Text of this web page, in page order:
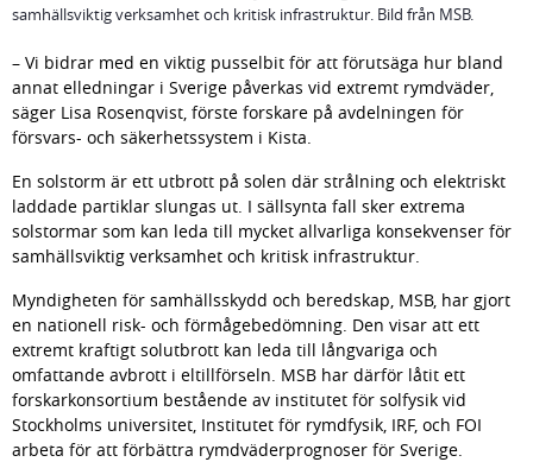
samhällsviktig verksamhet och kritisk infrastruktur. Bild från MSB.
– Vi bidrar med en viktig pusselbit för att förutsäga hur bland
annat elledningar i Sverige påverkas vid extremt rymdväder,
säger Lisa Rosenqvist, förste forskare på avdelningen för
försvars- och säkerhetssystem i Kista.
En solstorm är ett utbrott på solen där strålning och elektriskt
laddade partiklar slungas ut. I sällsynta fall sker extrema
solstormar som kan leda till mycket allvarliga konsekvenser för
samhällsviktig verksamhet och kritisk infrastruktur.
Myndigheten för samhällsskydd och beredskap, MSB, har gjort
en nationell risk- och förmågebedömning. Den visar att ett
extremt kraftigt solutbrott kan leda till långvariga och
omfattande avbrott i eltillförseln. MSB har därför låtit ett
forskarkonsortium bestående av institutet för solfysik vid
Stockholms universitet, Institutet för rymdfysik, IRF, och FOI
arbeta för att förbättra rymdväderprognoser för Sverige.